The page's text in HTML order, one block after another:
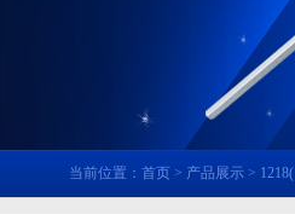
当前位置： 首页 > 产品展示 >